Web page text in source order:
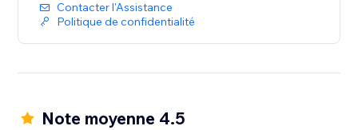
Contacter l'Assistance
Politique de confidentialité
Note moyenne 4.5